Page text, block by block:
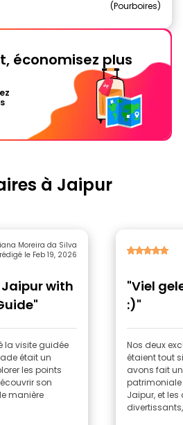
Pourboires
économisez plus
à Jaipur
Moreira da Silva
le Feb 19, 2026
with
la visite guidée
était un
les points
son
manière
"Viel
:)"
Nos deux
étaient tout
avons fait
patrimoniale
Jaipur, et les